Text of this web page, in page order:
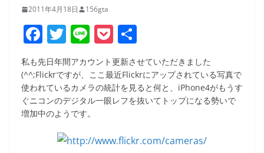
2011年4月18日 156gta
F
a
c
e
b
T
w
itt
er
Li
n
e
P
o
ck
et
有
私も先日年間アカウント更新させていただきました
(^^;Flickrですが、ここ最近Flickrにアップされている写真で
使われているカメラの統計を見ると何と、iPhone4がもうす
ぐニコンのデジタル一眼レフを抜いてトップになる勢いで
増加中のようです。